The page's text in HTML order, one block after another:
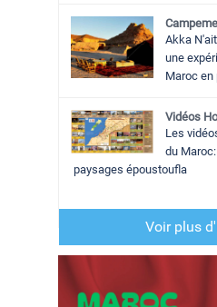
Akka
une
Maroc en
Vidéos
Les
du
paysages époustoufla
Voir plus